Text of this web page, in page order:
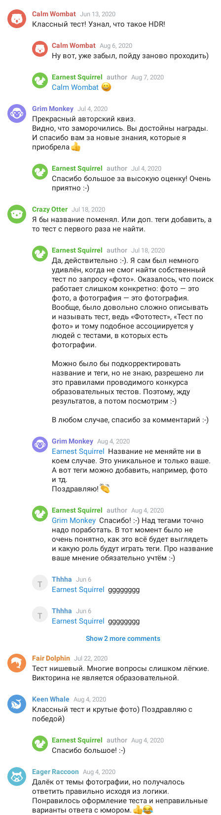
Calm Wombat Jun 13, 2020
Классный тест! Узнал, что такое HDR!
Calm Wombat Aug 6, 2020
Ну вот, уже забыл, пойду заново проходить)
Earnest Squirrel author Aug 7, 2020
Calm Wombat
😀
Grim Monkey Jul 4, 2020
Прекрасный авторский квиз.
Видно, что заморочились. Вы достойны награды.
И спасибо вам за новые знания, которые я
приобрела
Earnest Squirrel author Jul 4, 2020
Спасибо большое за высокую оценку! Очень
приятно :-)
Crazy Otter Jul 18, 2020
Я бы название поменял. Или доп. теги добавить, а
то тест с первого раза не найти.
Earnest Squirrel author Jul 18, 2020
Да, действительно :-). Я сам был немного
удивлён, когда не смог найти собственный
тест по запросу «фото». Оказалось, что поиск
работает слишком конкретно: фото — это
фото, а фотография — это фотография.
Вообще, было довольно сложно описывать
и называть тест, ведь «Фототест», «Тест по
фото» и тому подобное ассоциируется у
людей с тестами, в которых есть
фотографии.
Можно было бы подкорректировать
название и теги, но не знаю, разрешено ли
это правилами проводимого конкурса
образовательных тестов. Поэтому, жду
результатов, а потом посмотрим :-)
В любом случае, спасибо за комментарий :-)
Grim Monkey Aug 4, 2020
Earnest Squirrel Название не меняйте ни в
коем случае. Это уникальное и только ваше.
А вот теги можно добавить, например, фото
и тд.
Поздравляю!
👏
Earnest Squirrel author Aug 4, 2020
Grim Monkey Спасибо! :-) Над тегами точно
надо поработать. В тот момент было не
очень понятно, как это всё будет выглядеть
и какую роль будут играть теги. Про название
ваше мнение обязательно учтём :-)
Thhha Jun 6
Earnest Squirrel gggggggg
Thhha Jun 6
Earnest Squirrel gggggggg
Show 2 more comments
Fair Dolphin Jul 22, 2020
Тест нишевый. Многие вопросы слишком лёгкие.
Викторина не является образовательной.
Keen Whale Aug 4, 2020
Классный тест и крутые фото) Поздравляю с
победой)
Earnest Squirrel author Aug 4, 2020
Спасибо большое! :-)
Eager Raccoon Aug 4, 2020
Далëк от темы фотографии, но получалось
ответить правильно исходя из логики.
Понравилось оформление теста и неправильные
варианты ответа с юмором.
👍
😂